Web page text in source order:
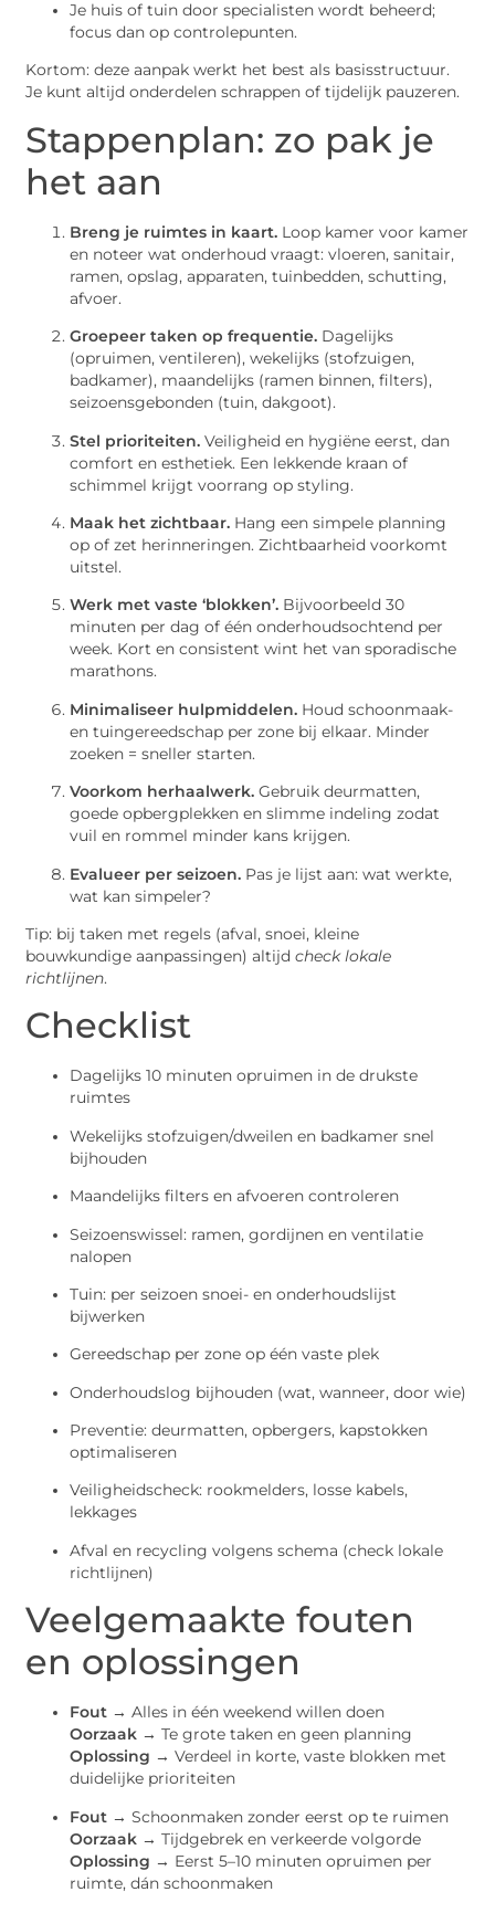
Je huis of tuin door specialisten wordt beheerd;
focus dan op controlepunten.
Kortom: deze aanpak werkt het best als basisstructuur.
Je kunt altijd onderdelen schrappen of tijdelijk pauzeren.
Stappenplan: zo pak je
het aan
Breng je ruimtes in kaart. Loop kamer voor kamer
en noteer wat onderhoud vraagt: vloeren, sanitair,
ramen, opslag, apparaten, tuinbedden, schutting,
afvoer.
Groepeer taken op frequentie. Dagelijks
(opruimen, ventileren), wekelijks (stofzuigen,
badkamer), maandelijks (ramen binnen, filters),
seizoensgebonden (tuin, dakgoot).
Stel prioriteiten. Veiligheid en hygiëne eerst, dan
comfort en esthetiek. Een lekkende kraan of
schimmel krijgt voorrang op styling.
Maak het zichtbaar. Hang een simpele planning
op of zet herinneringen. Zichtbaarheid voorkomt
uitstel.
Werk met vaste ‘blokken’. Bijvoorbeeld 30
minuten per dag of één onderhoudsochtend per
week. Kort en consistent wint het van sporadische
marathons.
Minimaliseer hulpmiddelen. Houd schoonmaak-
en tuingereedschap per zone bij elkaar. Minder
zoeken = sneller starten.
Voorkom herhaalwerk. Gebruik deurmatten,
goede opbergplekken en slimme indeling zodat
vuil en rommel minder kans krijgen.
Evalueer per seizoen. Pas je lijst aan: wat werkte,
wat kan simpeler?
Tip: bij taken met regels (afval, snoei, kleine
bouwkundige aanpassingen) altijdcheck lokale
richtlijnen.
Checklist
Dagelijks 10 minuten opruimen in de drukste
ruimtes
Wekelijks stofzuigen/dweilen en badkamer snel
bijhouden
Maandelijks filters en afvoeren controleren
Seizoenswissel: ramen, gordijnen en ventilatie
nalopen
Tuin: per seizoen snoei- en onderhoudslijst
bijwerken
Gereedschap per zone op één vaste plek
Onderhoudslog bijhouden (wat, wanneer, door wie)
Preventie: deurmatten, opbergers, kapstokken
optimaliseren
Veiligheidscheck: rookmelders, losse kabels,
lekkages
Afval en recycling volgens schema (check lokale
richtlijnen)
Veelgemaakte fouten
en oplossingen
Fout → Alles in één weekend willen doen
Oorzaak → Te grote taken en geen planning
Oplossing → Verdeel in korte, vaste blokken met
duidelijke prioriteiten
Fout → Schoonmaken zonder eerst op te ruimen
Oorzaak → Tijdgebrek en verkeerde volgorde
Oplossing → Eerst 5–10 minuten opruimen per
ruimte, dán schoonmaken